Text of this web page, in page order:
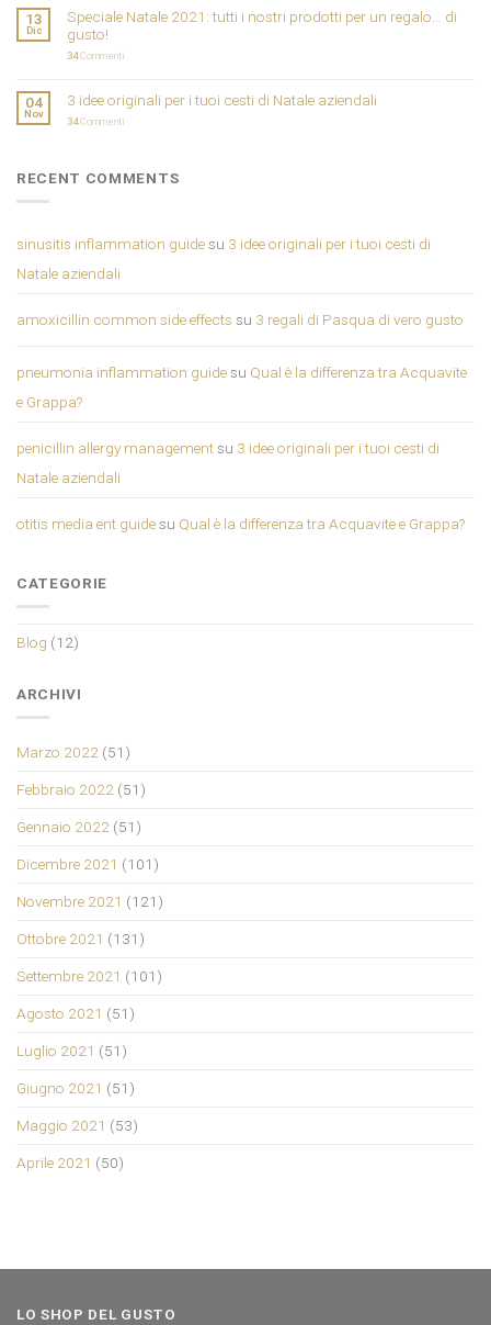
13
Dic
Speciale Natale 2021: tutti i nostri prodotti per un regalo… di
gusto!
34Commenti
04
Nov
3 idee originali per i tuoi cesti di Natale aziendali
34Commenti
RECENT COMMENTS
sinusitis inflammation guidesu 3 idee originali per i tuoi cesti di
Natale aziendali
amoxicillin common side effects su 3 regali di Pasqua di vero gusto
pneumonia inflammation guidesu Qual è la differenza tra Acquavite
e Grappa?
penicillin allergy managementsu 3 idee originali per i tuoi cesti di
Natale aziendali
otitis media ent guidesu Qual è la differenza tra Acquavite e Grappa?
CATEGORIE
Blog (12)
ARCHIVI
Marzo 2022 (51)
Febbraio 2022 (51)
Gennaio 2022 (51)
Dicembre 2021 (101)
Novembre 2021 (121)
Ottobre 2021 (131)
Settembre 2021 (101)
Agosto 2021 (51)
Luglio 2021 (51)
Giugno 2021 (51)
Maggio 2021 (53)
Aprile 2021 (50)
LO SHOP DEL GUSTO